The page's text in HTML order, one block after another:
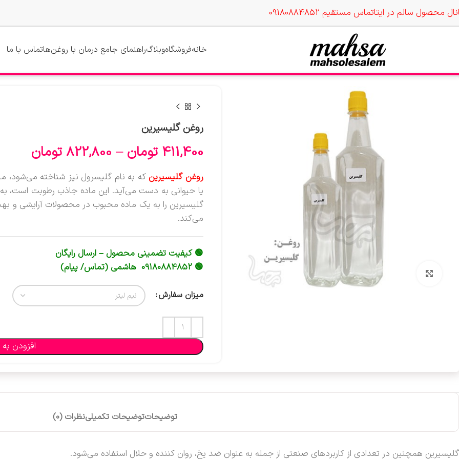
محصول سالم در ایتاتماس مستقیم 09180884852
خانهفروشگاهوبلاگراهنمای جامع درمان با روغن‌هاتماس با ما
بزرگنمایی تصویر
روغن گلیسیرین
411,400 تومان –
822,800 تومان
روغن گلیسیرین که به نام گلیسرول نیز شناخته
یا حیوانی به دست می‌آید. این ماده جاذب رطوبت است،
گلیسیرین را به یک ماده محبوب در محصولات آرایشی و
می‌کند.
🟢 کیفیت تضمینی محصول – ارسال رایگان
🟢 09180884852 هاشمی (تماس/ پیام)
میزان سفارش
افزودن
توضیحاتتوضیحات تکمیلینظرات (0)
گلیسیرین همچنین در تعدادی از کاربردهای صنعتی از جمله به عنوان ضد یخ، روان کننده و حلال استفاده می‌شود.